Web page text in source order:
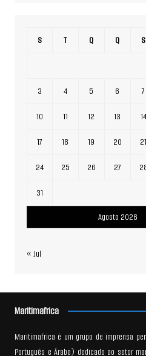
Agosto 2026
S T Q Q S
3 4 5 6 7
10 11 12 13 14
17 18 19 20 21
24 25 26 27
31
« Jul
Maritimafrica
Maritimafrica é um grupo de imprensa
Português e Árabe) dedicado ao setor